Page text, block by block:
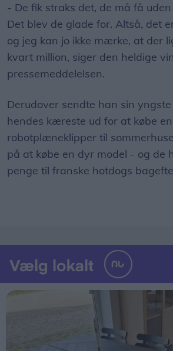
- De fik straks det, de må få
Det blev de glade for. Altså, det
og jeg kan jo ikke mærke, at der
kvart million, siger den heldige
pressemeddelelsen.
Derudover sendte han sin
hendes kæreste ud for at købe en
robotplæneklipper til
på at købe en dyr model - og de
penge til franske hotdogs